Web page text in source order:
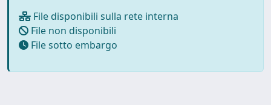
File disponibili sulla rete interna
File non disponibili
File sotto embargo